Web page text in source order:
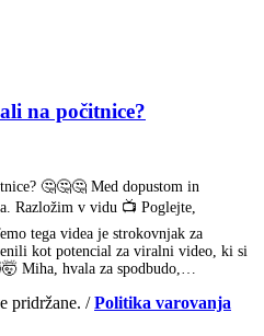
na počitnice?
🤔🤔🤔 Med dopustom in
Razložim v vidu 📺 Poglejte,
tega videa je strokovnjak za
kot potencial za viralni video, ki si
Miha, hvala za spodbudo,…
pridržane. /Politika varovanja